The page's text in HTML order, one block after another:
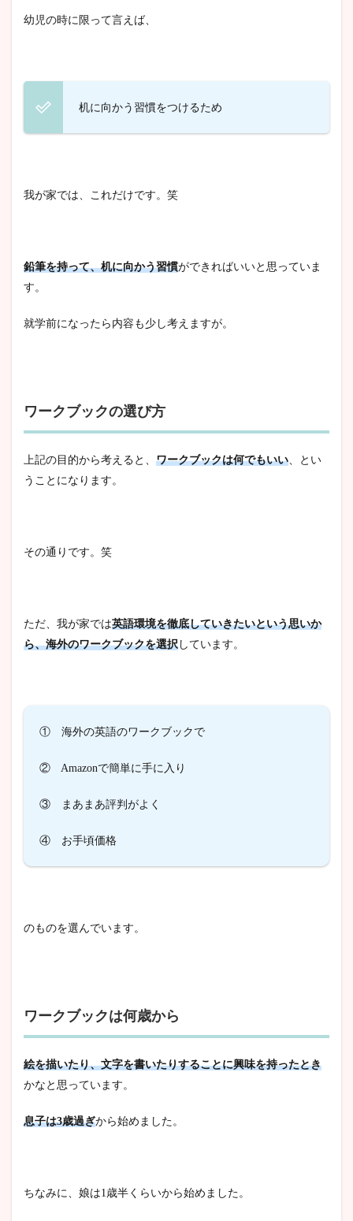
幼児の時に限って言えば、
机に向かう習慣をつけるため
我が家では、これだけです。笑
鉛筆を持って、机に向かう習慣ができればいいと思っていま
す。
就学前になったら内容も少し考えますが。
ワークブックの選び方
上記の目的から考えると、 ワークブックは何でもいい 、とい
うことになります。
その通りです。笑
ただ、我が家では英語環境を徹底していきたいという思いか
ら、海外のワークブックを選択 しています。
① 海外の英語のワークブックで
② Amazonで簡単に手に入り
③ まあまあ評判がよく
④ お手頃価格
のものを選んでいます。
ワークブックは何歳から
絵を描いたり、文字を書いたりすることに興味を持ったとき
かなと思っています。
息子は3歳過ぎから始めました。
ちなみに、娘は1歳半くらいから始めました。